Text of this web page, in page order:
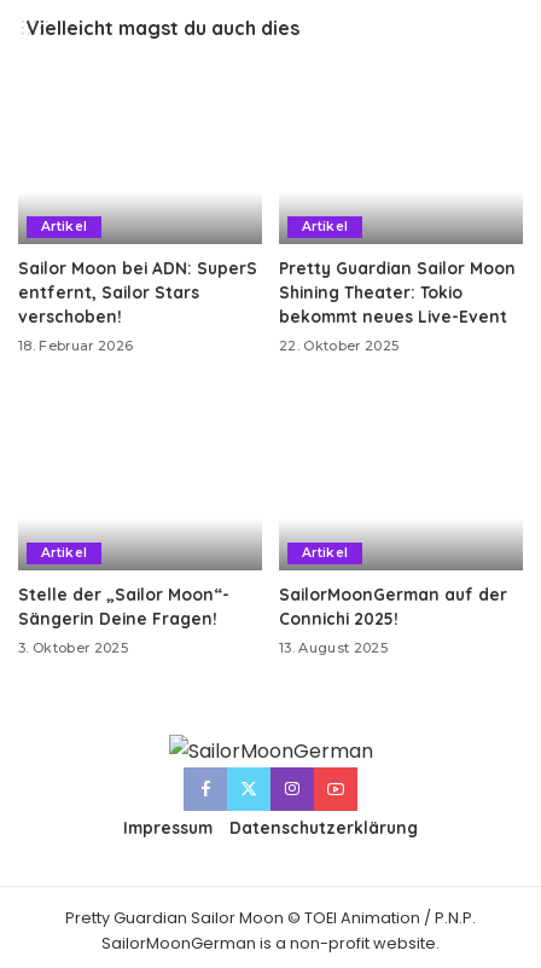
Vielleicht magst du auch dies
Artikel
Sailor Moon bei ADN: SuperS
entfernt, Sailor Stars
verschoben!
18. Februar 2026
Artikel
Pretty Guardian Sailor Moon
Shining Theater: Tokio
bekommt neues Live-Event
22. Oktober 2025
Artikel
Stelle der „Sailor Moon“-
Sängerin Deine Fragen!
3. Oktober 2025
Artikel
SailorMoonGerman auf der
Connichi 2025!
13. August 2025
Impressum Datenschutzerklärung
Pretty Guardian Sailor Moon © TOEI Animation / P.N.P.
SailorMoonGerman is a non-profit website.